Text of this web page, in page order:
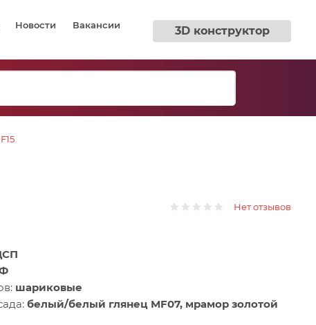
Новости
Вакансии
3D конструктор
Нет отзывов
шариковые
белый/белый глянец MF07, мрамор золотой